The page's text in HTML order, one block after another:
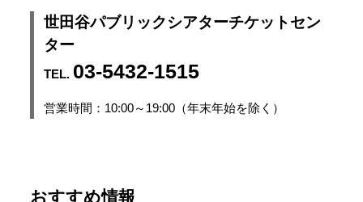
世田谷パブリックシアターチケットセン
ター
TEL. 03-5432-1515
営業時間：10:00～19:00（年末年始を除く）
おすすめ情報